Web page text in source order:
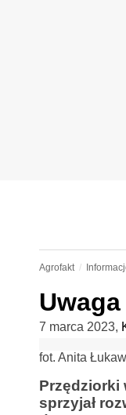
Agrofakt
7 marca 2023,
fot. Anita
Przędziorki
sprzyjał